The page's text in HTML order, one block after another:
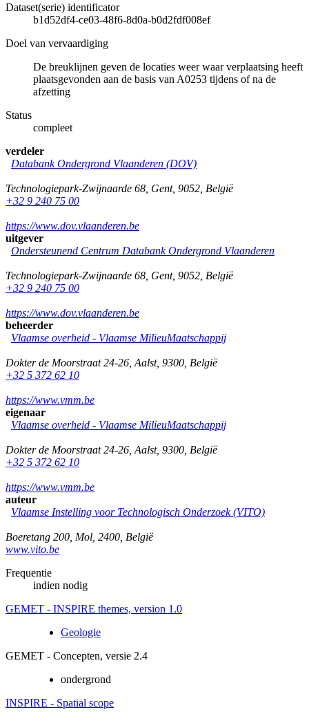
Dataset(serie) identificator
b1d52df4-ce03-48f6-8d0a-b0d2fdf008ef
Doel van vervaardiging
De breuklijnen geven de locaties weer waar verplaatsing heeft
plaatsgevonden aan de basis van A0253 tijdens of na de
afzetting
Status
compleet
verdeler
Databank Ondergrond Vlaanderen (DOV)
Technologiepark-Zwijnaarde 68 Gent, 9052 België
+32 9 240 75 00
https://www.dov.vlaanderen.be
uitgever
Ondersteunend Centrum Databank Ondergrond Vlaanderen
Technologiepark-Zwijnaarde 68 Gent, 9052 België
+32 9 240 75 00
https://www.dov.vlaanderen.be
beheerder
Vlaamse overheid - Vlaamse MilieuMaatschappij
Dokter de Moorstraat 24-26 Aalst, 9300 België
+32 5 372 62 10
https://www.vmm.be
eigenaar
Vlaamse overheid - Vlaamse MilieuMaatschappij
Dokter de Moorstraat 24-26 Aalst, 9300 België
+32 5 372 62 10
https://www.vmm.be
auteur
Vlaamse Instelling voor Technologisch Onderzoek (VITO)
Boeretang 200 Mol 2400 België
www.vito.be
Frequentie
indien nodig
GEMET - INSPIRE themes, version 1.0
Geologie
GEMET - Concepten, versie 2.4
ondergrond
INSPIRE - Spatial scope